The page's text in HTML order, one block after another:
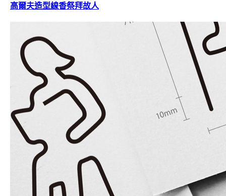
高爾夫造型線香祭拜故人